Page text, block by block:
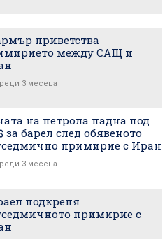
приветства
между САЩ и
3 месеца
на петрола падна под
за барел след обявеното
примирие с Иран
3 месеца
подкрепя
примирие с